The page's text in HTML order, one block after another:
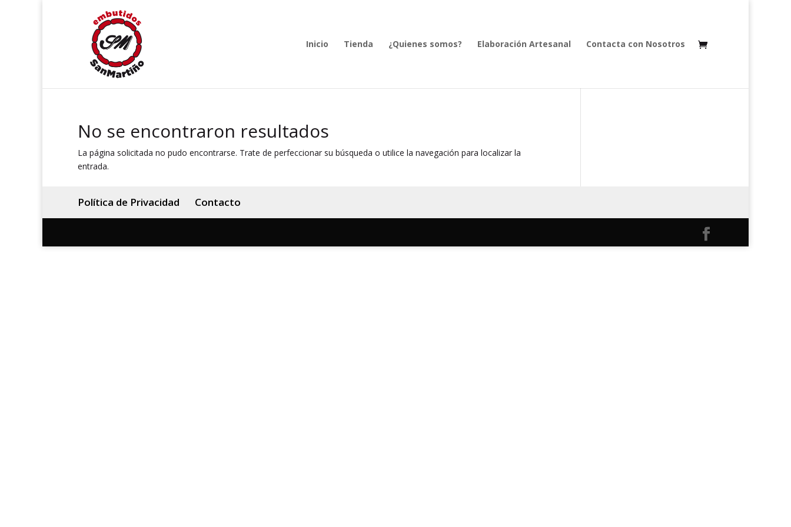
Inicio Tienda ¿Quienes somos? Elaboración Artesanal Contacta con Nosotros
No se encontraron resultados
La página solicitada no pudo encontrarse. Trate de perfeccionar su búsqueda o utilice la navegación para localizar la
entrada.
Política de Privacidad Contacto